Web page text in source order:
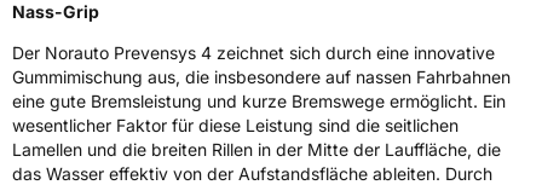
3PMSF / Schneeflockensymbol / Alpine-SymbolNein
EPREL ID611930
Nass-Grip
Der Norauto Prevensys 4 zeichnet sich durch eine innovative
Gummimischung aus, die insbesondere auf nassen Fahrbahnen
eine gute Bremsleistung und kurze Bremswege ermöglicht. Ein
wesentlicher Faktor für diese Leistung sind die seitlichen
Lamellen und die breiten Rillen in der Mitte der Lauffläche, die
das Wasser effektiv von der Aufstandsfläche ableiten. Durch